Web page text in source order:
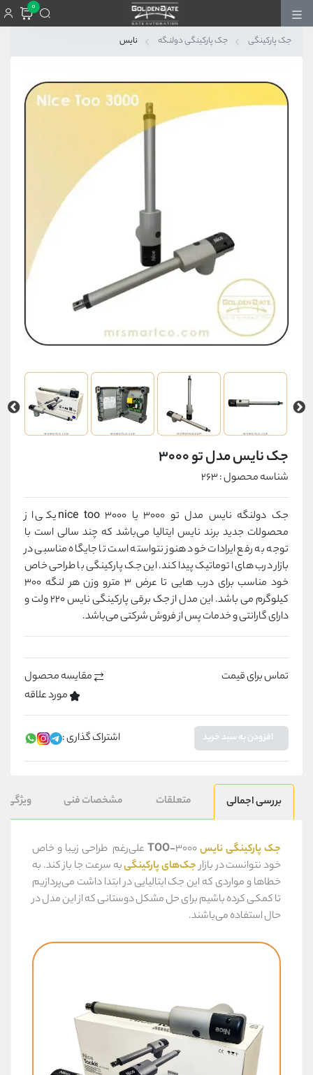
0
جک پارکینگی جک پارکینگی دولنـگه نایس
جک نایس مدل تو 3000
شناسه محصول : 263
جک دولنگه نایس مدل تو 3000 یا nice too 3000 یکی از
محصولات جدید برند نایس ایتالیا می‌باشد که چند سالی است با
توجه به رفع ایرادات خود هنوز نتواسته است تا جایگاه مناسبی در
بازار درب های اتوماتیک پیدا کند. این جک پارکینگی با طراحی خاص
خود مناسب برای درب هایی تا عرض 3 مترو وزن هر لنگه 300
کیلوگرم می باشد. این مدل از جک برقی پارکینگی نایس 220 ولت و
دارای گارانتی و خدمات پس از فروش شرکتی می‌باشد.
تماس برای قیمت
مقایسه محصول
مورد علاقه
افزودن به سبد خرید اشتراک گذاری :
بررسی اجمالی متعلقات مشخصات فنی ویژگی
جکپارکینگی نایسTOO-
3000 علی‌رغم طراحی زیبا و خاص
خود نتوانست در بازارجک‌های پارکینگیبه سرعت جا باز کند. به
خطاها و مواردی که این جک ایتالیایی در ابتدا داشت می‌پردازیم
تا کمکی کرده باشیم برای حل مشکل دوستانی که از این مدل در
حال استفاده می‌باشند.